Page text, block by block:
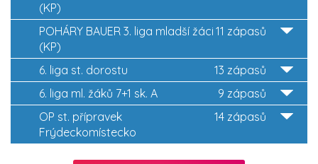
(KP)
11 zápasů
POHÁRY BAUER 3. liga mladší žáci
(KP)
13 zápasů
6. liga st. dorostu
9 zápasů
6. liga ml. žáků 7+1 sk. A
14 zápasů
OP st. přípravek
Frýdeckomístecko